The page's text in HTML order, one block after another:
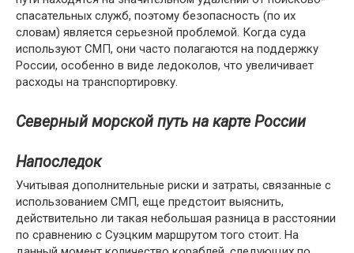
спасательных служб, поэтому безопасность (по их
словам) является серьезной проблемой. Когда суда
используют СМП, они часто полагаются на поддержку
России, особенно в виде ледоколов, что увеличивает
расходы на транспортировку.
Северный морской путь на карте России
Напоследок
Учитывая дополнительные риски и затраты, связанные с
использованием СМП, еще предстоит выяснить,
действительно ли такая небольшая разница в расстоянии
по сравнению с Суэцким маршрутом того стоит. На